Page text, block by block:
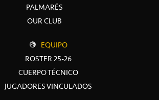
PALMARÉS
OUR CLUB
EQUIPO
ROSTER 25-26
CUERPO TÉCNICO
JUGADORES VINCULADOS